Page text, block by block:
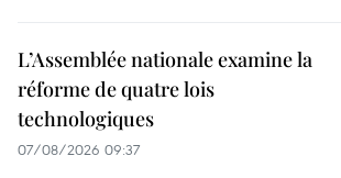
L’Assemblée nationale examine la
réforme de quatre lois
technologiques
07/08/2026 09:37